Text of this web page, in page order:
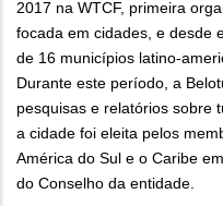
2017 na WTCF, primeira
focada em cidades, e desde
de 16 municípios latino-
Durante este período, a
pesquisas e relatórios sobre
a cidade foi eleita pelos
América do Sul e o Caribe
do Conselho da entidade.